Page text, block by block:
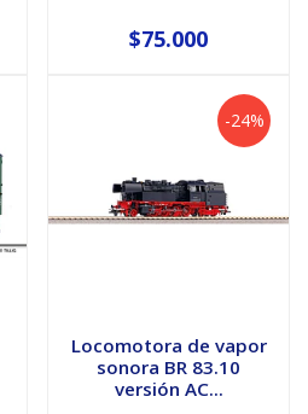
$75.000
-24%
Locomotora de vapor
sonora BR 83.10
versión AC...